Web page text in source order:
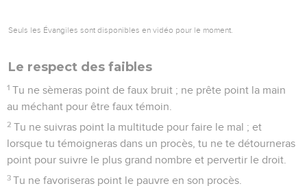
Seuls les Évangiles sont disponibles en vidéo pour le moment.
Le respect des faibles
1 Tu ne sèmeras point de faux bruit ; ne prête point la main
au méchant pour être faux témoin.
2 Tu ne suivras point la multitude pour faire le mal ; et
lorsque tu témoigneras dans un procès, tu ne te détourneras
point pour suivre le plus grand nombre et pervertir le droit.
3 Tu ne favoriseras point le pauvre en son procès.